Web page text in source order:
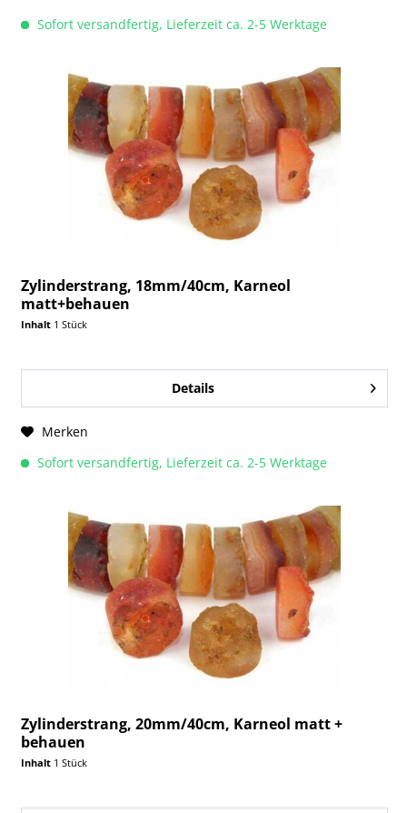
Sofort versandfertig, Lieferzeit ca. 2-5 Werktage
Zylinderstrang, 18mm/40cm, Karneol
matt+behauen
Inhalt 1 Stück
Details
Merken
Sofort versandfertig, Lieferzeit ca. 2-5 Werktage
Zylinderstrang, 20mm/40cm, Karneol matt +
behauen
Inhalt 1 Stück